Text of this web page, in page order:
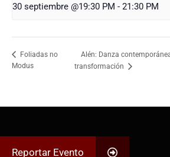
30 septiembre @19:30 PM - 21:30 PM
Foliadas no
Modus
Alén: Danza
transformación
Reportar Evento